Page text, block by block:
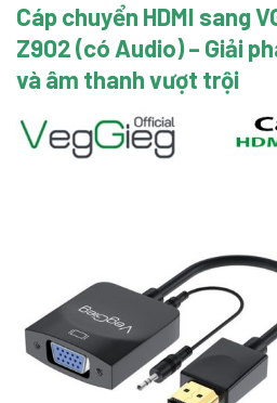
Cáp chuyển HDMI sang
Z902 (có Audio) – Giải
và âm thanh vượt trội